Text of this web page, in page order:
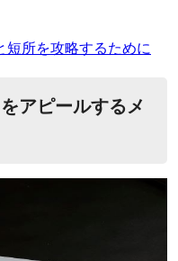
短所を攻略するために
アピールするメ